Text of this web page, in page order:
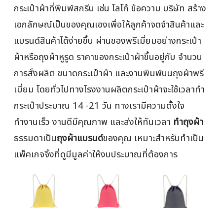
กระเป๋าผ้าที่พิมพ์สกรีน เช่น โลโก้ ข้อความ บริษัท สร้าง
เอกลักษณ์เป็นของคุณเองเพื่อให้ลูกค้าจดจำสินค้าและ
แบรนด์สินค้าได้ง่ายขึ้น ผ่านของพรีเมี่ยมอย่างกระเป๋า
ผ้าหรือถุงผ้าหูรูด ราคาของกระเป๋าผ้าขึ้นอยู่กับ จำนวน
การสั่งผลิต ขนาดกระเป๋าผ้า และงานพิมพ์บนถุงผ้าพรี
เมี่ยม โดยทั่วไปทางโรงงานผลิตกระเป๋าผ้าจะใช้เวลาทำ
กระเป๋าประมาณ 14 -21 วัน ทางเรามีความตั้งใจ
ทำงานเร็ว งานดีมีคุณภาพ และส่งให้ทันเวลา ทำถุงผ้า
ธรรมดาเป็นถุงผ้าแบรนด์ของคุณ เหมาะสำหรับทำเป็น
แพ็คเกจจิ้งที่ดูมีมูลค่าให้งบประมาณที่ต้องการ